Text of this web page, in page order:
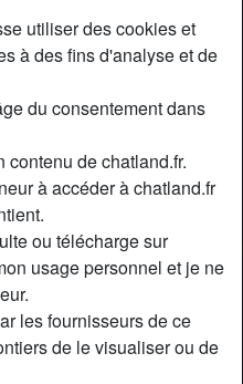
utiliser des cookies et
à des fins d'analyse et de
du consentement dans
de chatland.fr.
à accéder à chatland.fr
ou télécharge sur
usage personnel et je ne
les fournisseurs de ce
de le visualiser ou de
Loire-Atlantique
Homme
Brun
93 Kg